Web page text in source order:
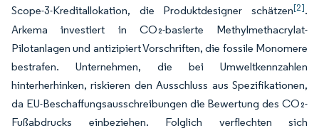
Scope-3-Kreditallokation, die Produktdesigner schätzen[2].
Arkema investiert in CO₂-basierte Methylmethacrylat-
Pilotanlagen und antizipiert Vorschriften, die fossile Monomere
bestrafen. Unternehmen, die bei Umweltkennzahlen
hinterherhinken, riskieren den Ausschluss aus Spezifikationen,
da EU-Beschaffungsausschreibungen die Bewertung des CO₂-
Fußabdrucks einbeziehen. Folglich verflechten sich